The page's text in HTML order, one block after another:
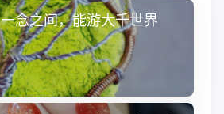
念之间，能游大千世界